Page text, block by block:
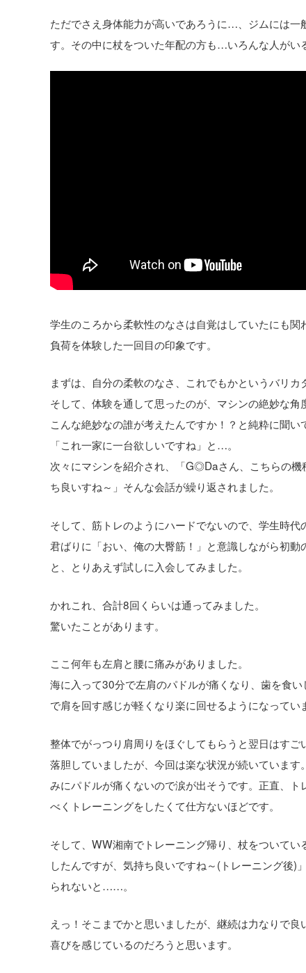
ただでさえ身体能力が高いであろうに…、ジムには
す。その中に杖をついた年配の方も…いろんな人がい
学生のころから柔軟性のなさは自覚はしていたにも
負荷を体験した一回目の印象です。
まずは、自分の柔軟のなさ、これでもかというバリカ
そして、体験を通して思ったのが、マシンの絶妙な角
こんな絶妙なの誰が考えたんですか！？と純粋に聞い
「これ一家に一台欲しいですね」と…。
次々にマシンを紹介され、「G◎Daさん、こちらの
ち良いすね～」そんな会話が繰り返されました。
そして、筋トレのようにハードでないので、学生時
君ばりに「おい、俺の大臀筋！」と意識しながら初
と、とりあえず試しに入会してみました。
かれこれ、合計8回くらいは通ってみました。
驚いたことがあります。
ここ何年も左肩と腰に痛みがありました。
海に入って30分で左肩のパドルが痛くなり、歯を食
で肩を回す感じが軽くなり楽に回せるようになってい
整体でがっつり肩周りをほぐしてもらうと翌日はす
落胆していましたが、今回は楽な状況が続いていま
みにパドルが痛くないので涙が出そうです。正直、
べくトレーニングをしたくて仕方ないほどです。
そして、WW湘南でトレーニング帰り、杖をついて
したんですが、気持ち良いですね～(トレーニング後
られないと……。
えっ！そこまでかと思いましたが、継続は力なりで
喜びを感じているのだろうと思います。